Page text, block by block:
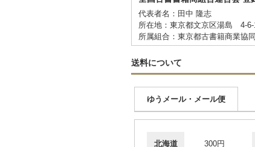
代表者名：田中 隆志
所在地：東京都文京区湯島 4-
所属組合：東京都古書籍商業協
送料について
ゆうメール・メール便
北海道 300円